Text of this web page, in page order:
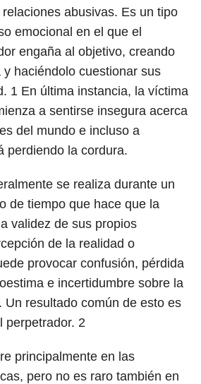
abusivas. Es un tipo
emocional en el que el
engaña al objetivo, creando
haciéndolo cuestionar sus
1 En última instancia, la víctima
a sentirse insegura acerca
del mundo e incluso a
perdiendo la cordura.
se realiza durante un
de tiempo que hace que la
validez de sus propios
de la realidad o
provocar confusión, pérdida
e incertidumbre sobre la
Un resultado común de esto es
perpetrador. 2
principalmente en las
pero no es raro también en